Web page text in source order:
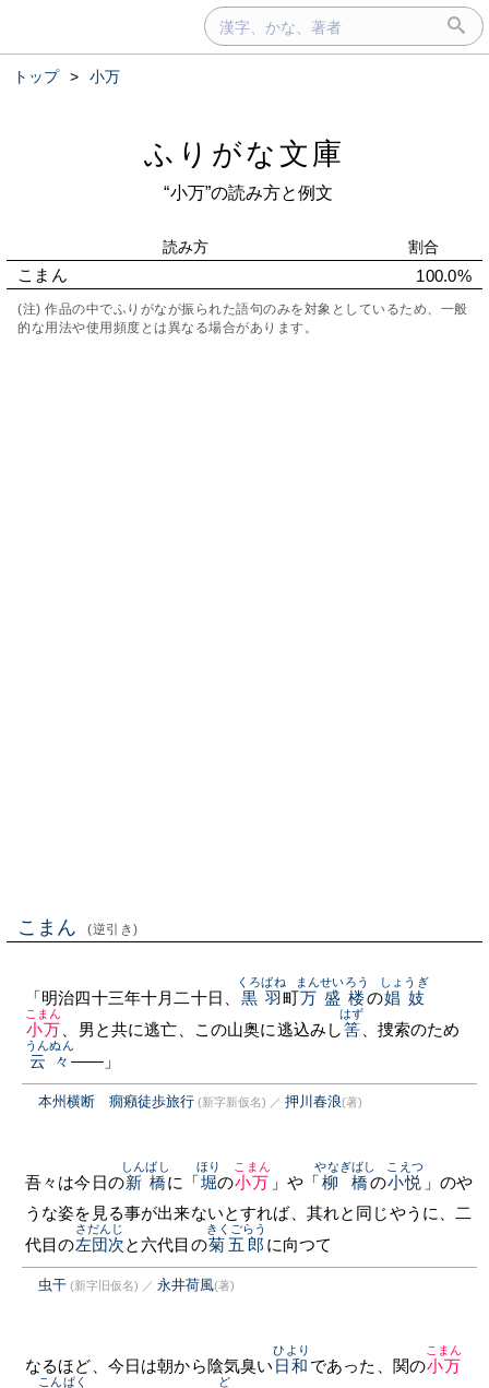
トップ > 小万
ふりがな文庫
“小万”の読み方と例文
読み方 割合
こまん 100.0%
(注) 作品の中でふりがなが振られた語句のみを対象としているため、一般
的な用法や使用頻度とは異なる場合があります。
こまん (逆引き)
「明治四十三年十月二十日、 黒羽
くろばね
町万盛楼
まんせいろう
の娼妓
しょうぎ
小万
こまん
、男と共に逃亡、この山奥に逃込みし筈
はず
、捜索のため
云々
うんぬん
——」
本州横断 癇癪徒歩旅行 (新字新仮名) ／ 押川春浪(著)
吾々は今日の新橋
しんばし
に「堀
ほり
の小万
こまん
」や「柳橋
やなぎばし
の小悦
こえつ
」のや
うな姿を見る事が出来ないとすれば、其れと同じやうに、二
代目の左団次
さだんじ
と六代目の菊五郎
きくごらう
に向つて
虫干 (新字旧仮名) ／ 永井荷風(著)
なるほど、今日は朝から陰気臭い 日和
ひより
であった、関の小万
こまん
こんぱく ど